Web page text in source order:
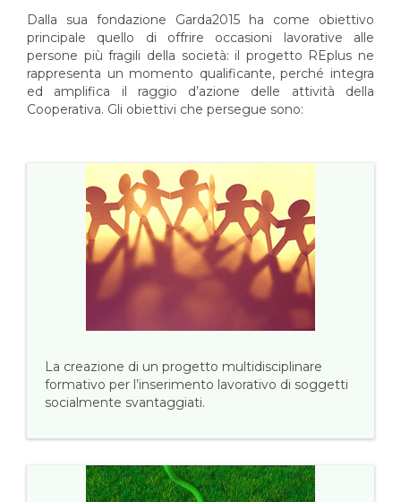
Dalla sua fondazione Garda2015 ha come obiettivo
principale quello di offrire occasioni lavorative alle
persone più fragili della società: il progetto REplus ne
rappresenta un momento qualificante, perché integra
ed amplifica il raggio d’azione delle attività della
Cooperativa. Gli obiettivi che persegue sono:
La creazione di un progetto multidisciplinare
formativo per l’inserimento lavorativo di soggetti
socialmente svantaggiati.